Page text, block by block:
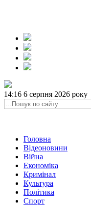
14:16 6 серпня 2026 року
Головна
Відеоновини
Війна
Економіка
Кримінал
Культура
Політика
Спорт